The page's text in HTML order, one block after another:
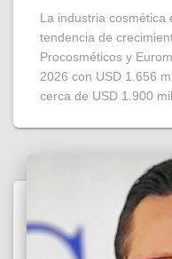
La industria cosmética
tendencia de
Procosméticos y
2026 con USD 1.656
cerca de USD 1.900